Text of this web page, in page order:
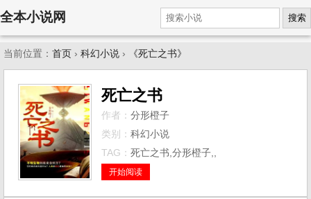
全本小说网 搜索
当前位置： 首页 › 科幻小说 › 《死亡之书》
死亡之书
作者： 分形橙子
类别： 科幻小说
TAG： 死亡之书,分形橙子,,
开始阅读